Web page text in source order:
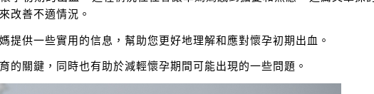
改善不適情況。
提供一些實用的信息，幫助您更好地理解和應對懷孕初期出血。
的關鍵，同時也有助於減輕懷孕期間可能出現的一些問題。